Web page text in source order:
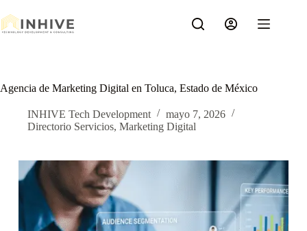
al
contenido
Agencia de Marketing Digital en Toluca, Estado de México
INHIVE Tech Development
mayo 7, 2026
Directorio Servicios, Marketing Digital